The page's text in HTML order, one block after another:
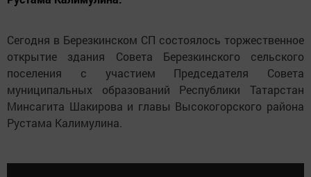
Сегодня в Березкинском СП состоялось торжественное
открытие здания Совета Березкинского сельского
поселения с участием Председателя Совета
муниципальных образований Республики Татарстан
Минсагита Шакирова и главы Высокогорского района
Рустама Калимулина.